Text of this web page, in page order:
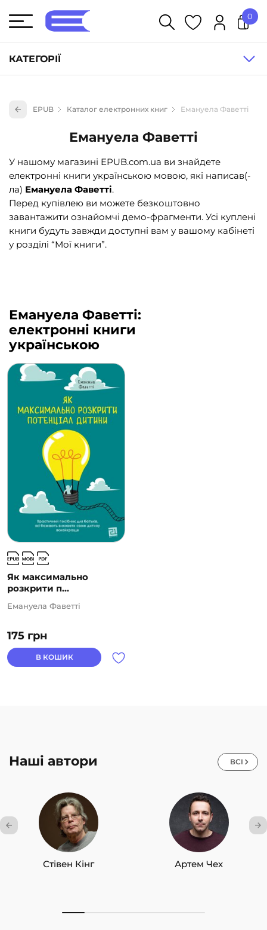
КАТЕГОРІЇ
Книги для дітей (836)
Книги для підлітків (240)
Науково-популярна література (1015)
Навчальна література та посібники (527)
Енциклопедії, довідники, словники (55)
Подарункові сертифікати (1)
0
EPUB Каталог електронних книг Емануела Фаветті
Емануела Фаветті
У нашому магазині EPUB.com.ua ви знайдете
електронні книги українською мовою, які написав(-
ла) Емануела Фаветті.
Перед купівлею ви можете безкоштовно
завантажити ознайомчі демо-фрагменти. Усі куплені
книги будуть завжди доступні вам у вашому кабінеті
у розділі “Мої книги”.
Емануела Фаветті:
електронні книги
українською
Як максимально
розкрити п...
175 грн
Емануела Фаветті
В КОШИК
Наші автори ВСІ
Стівен Кінг Артем Чех